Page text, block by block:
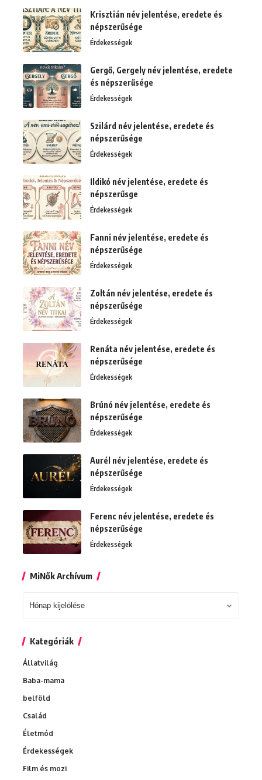
Krisztián név jelentése, eredete és
népszerűsége
Érdekességek
Gergő, Gergely név jelentése, eredete
és népszerűsége
Érdekességek
Szilárd név jelentése, eredete és
népszerűsége
Érdekességek
Ildikó név jelentése, eredete és
népszerűsge
Érdekességek
Fanni név jelentése, eredete és
népszerűsége
Érdekességek
Zoltán név jelentése, eredete és
népszerűsége
Érdekességek
Renáta név jelentése, eredete és
népszerűsége
Érdekességek
Brúnó név jelentése, eredete és
népszerűsége
Érdekességek
Aurél név jelentése, eredete és
népszerűsége
Érdekességek
Ferenc név jelentése, eredete és
népszerűsége
Érdekességek
MiNők Archívum
MiNők
Kategóriák
Állatvilág
Baba-mama
belföld
Család
Életmód
Érdekességek
Film és mozi